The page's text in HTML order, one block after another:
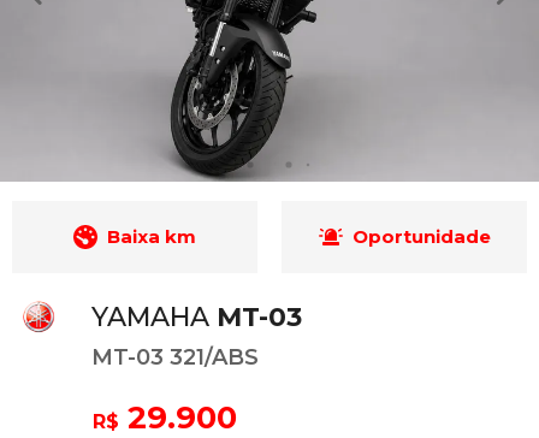
Baixa km Oportunidade
YAMAHA MT-03
MT-03 321/ABS
R$ 29.900